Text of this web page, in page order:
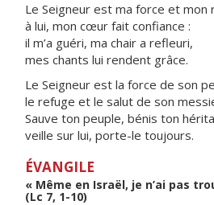
Le Seigneur est ma force et mon
à lui, mon cœur fait confiance :
il m’a guéri, ma chair a refleuri,
mes chants lui rendent grâce.
Le Seigneur est la force de son
le refuge et le salut de son
Sauve ton peuple, bénis ton
veille sur lui, porte-le toujours.
ÉVANGILE
« Même en Israël, je n’ai pas
(Lc 7, 1-10)